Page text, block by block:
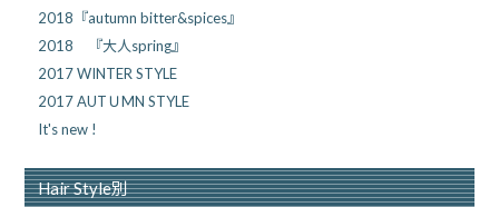
2018『autumn bitter&spices』
2018 『大人spring』
2017 WINTER STYLE
2017 AUTＵMN STYLE
It's new !
Hair Style別